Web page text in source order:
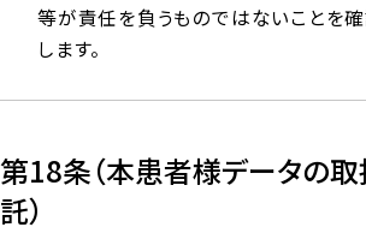
等が責任を負うものではないことを
します。
第18条（本患者様データの
託）